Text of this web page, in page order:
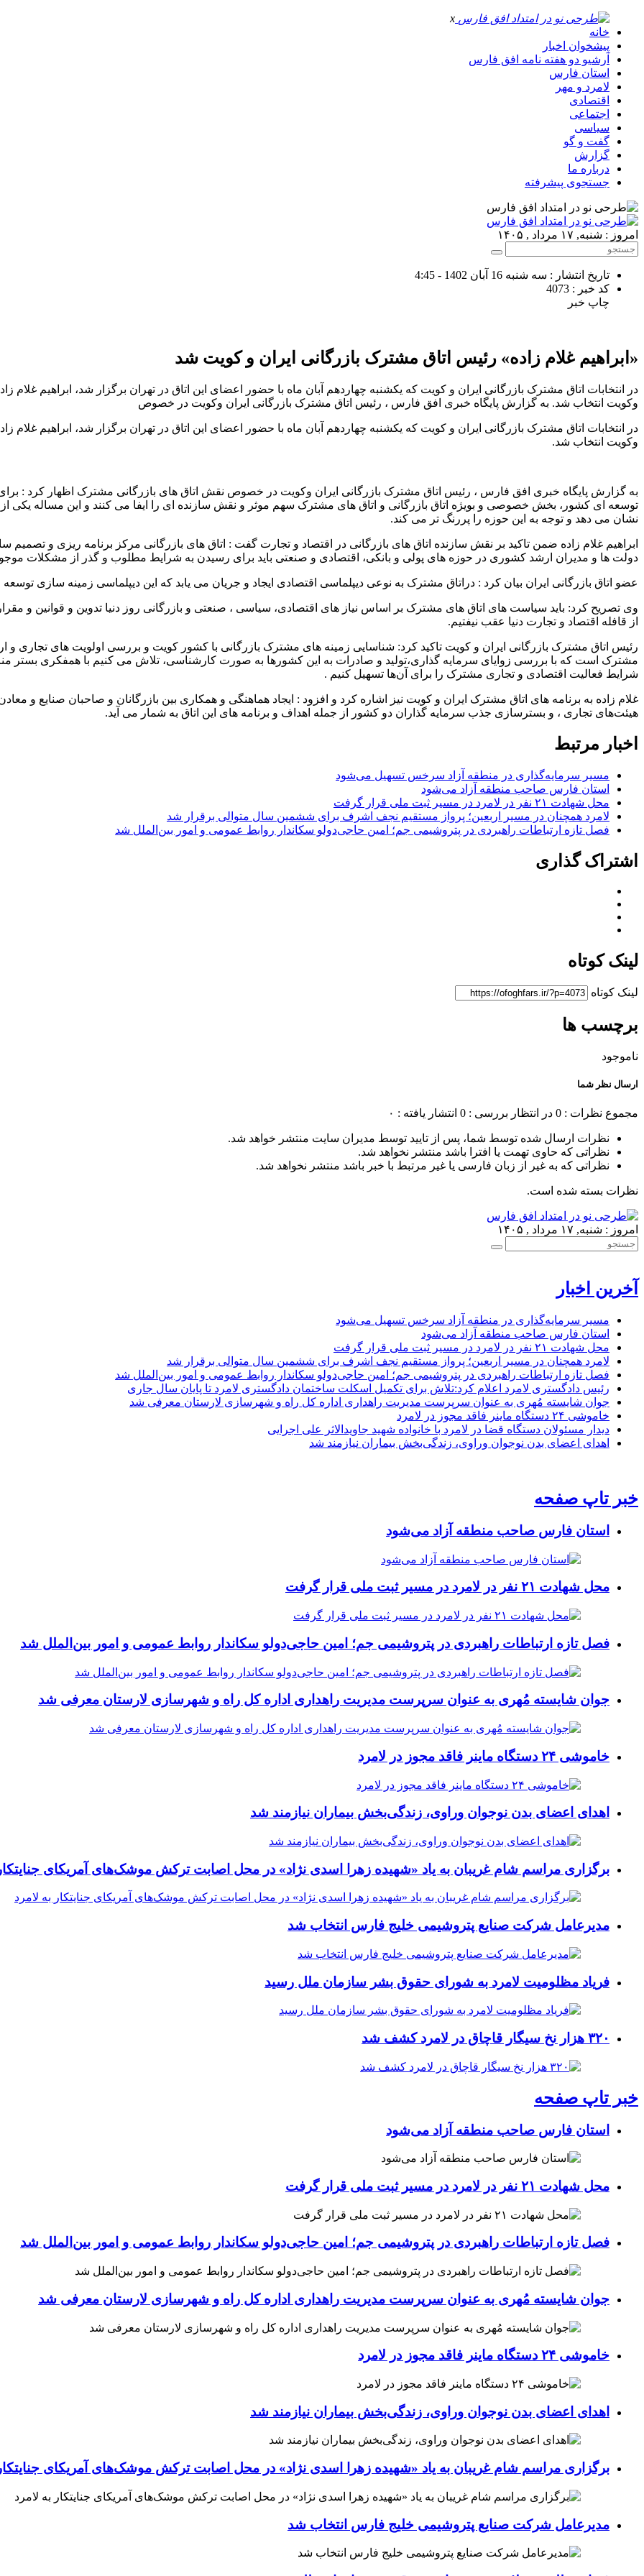
x
خانه
پیشخوان اخبار
آرشیو دو هفته نامه افق فارس
استان فارس
لامرد و مهر
اقتصادی
اجتماعی
سیاسی
گفت و گو
گزارش
درباره ما
جستجوی پیشرفته
امروز : شنبه, ۱۷ مرداد , ۱۴۰۵
تاریخ انتشار : سه شنبه 16 آبان 1402 - 4:45
کد خبر : 4073
چاپ خبر
«ابراهیم غلام زاده» رئیس اتاق مشترک بازرگانی ایران و کویت شد
در انتخابات اتاق مشترک بازرگانی ایران و کویت که یکشنبه چهاردهم آبان ماه با حضور اعضای این اتاق در تهران برگزار شد، ابراهیم غلام
وکویت انتخاب شد. به گزارش پایگاه خبری افق فارس ، رئیس اتاق مشترک بازرگانی ایران وکویت در خصوص
در انتخابات اتاق مشترک بازرگانی ایران و کویت که یکشنبه چهاردهم آبان ماه با حضور اعضای این اتاق در تهران برگزار شد، ابراهیم غلام
وکویت انتخاب شد.
به گزارش پایگاه خبری افق فارس ، رئیس اتاق مشترک بازرگانی ایران وکویت در خصوص نقش اتاق های بازرگانی مشترک اظهار کرد :
توسعه ای کشور، بخش خصوصی و بویژه اتاق بازرگانی و اتاق های مشترک سهم موثر و نقش سازنده ای را ایفا می کنند و این مساله یکی
نشان می دهد و توجه به این حوزه را پررنگ تر می کند.
ابراهیم غلام زاده ضمن تاکید بر نقش سازنده اتاق های بازرگانی در اقتصاد و تجارت گفت : اتاق های بازرگانی مرکز برنامه ریزی و
دولت ها و مدیران ارشد کشوری در حوزه های پولی و بانکی، اقتصادی و صنعتی باید برای رسیدن به شرایط مطلوب و گذر از مشکلات موجود
عضو اتاق بازرگانی ایران بیان کرد : دراتاق مشترک به نوعی دیپلماسی اقتصادی ایجاد و جریان می یابد که این دیپلماسی زمینه سازی
وی تصریح کرد: باید سیاست های اتاق های مشترک بر اساس نیاز های اقتصادی، سیاسی ، صنعتی و بازرگانی روز دنیا تدوین و قوانین و
از قافله اقتصاد و تجارت دنیا عقب نیفتیم.
رئیس اتاق مشترک بازرگانی ایران و کویت تاکید کرد: شناسایی زمینه های مشترک بازرگانی با کشور کویت و بررسی اولویت های تجاری و
مشترک است که با بررسی زوایای سرمایه گذاری،تولید و صادرات به این کشورها به صورت کارشناسی، تلاش می کنیم با همفکری بستر
شرایط فعالیت اقتصادی و تجاری مشترک را برای آن‌ها تسهیل کنیم .
غلام زاده به برنامه های اتاق مشترک ایران و کویت نیز اشاره کرد و افزود : ایجاد هماهنگی و همکاری بین بازرگانان و صاحبان صنایع و
هیئت‌های تجاری ، و بسترسازی جذب سرمایه گذاران دو کشور از جمله اهداف و برنامه های این اتاق به شمار می آید.
اخبار مرتبط
مسیر سرمایه‌گذاری در منطقه آزاد سرخس تسهیل می‌شود
استان فارس صاحب منطقه آزاد می‌شود
محل شهادت ۲۱ نفر در لامرد در مسیر ثبت ملی قرار گرفت
لامرد همچنان در مسیر اربعین؛ پرواز مستقیم نجف اشرف برای ششمین سال متوالی برقرار شد
فصل تازه ارتباطات راهبردی در پتروشیمی جم؛ امین حاجی‌دولو سکاندار روابط عمومی و امور بین‌الملل شد
اشتراک گذاری
لینک کوتاه
لینک کوتاه
برچسب ها
ناموجود
ارسال نظر شما
مجموع نظرات : 0 در انتظار بررسی : 0 انتشار یافته : ۰
نظرات ارسال شده توسط شما، پس از تایید توسط مدیران سایت منتشر خواهد شد.
نظراتی که حاوی تهمت یا افترا باشد منتشر نخواهد شد.
نظراتی که به غیر از زبان فارسی یا غیر مرتبط با خبر باشد منتشر نخواهد شد.
نظرات بسته شده است.
امروز : شنبه, ۱۷ مرداد , ۱۴۰۵
آخرین اخبار
مسیر سرمایه‌گذاری در منطقه آزاد سرخس تسهیل می‌شود
استان فارس صاحب منطقه آزاد می‌شود
محل شهادت ۲۱ نفر در لامرد در مسیر ثبت ملی قرار گرفت
لامرد همچنان در مسیر اربعین؛ پرواز مستقیم نجف اشرف برای ششمین سال متوالی برقرار شد
فصل تازه ارتباطات راهبردی در پتروشیمی جم؛ امین حاجی‌دولو سکاندار روابط عمومی و امور بین‌الملل شد
رئیس دادگستری لامرد اعلام کرد:تلاش برای تکمیل اسکلت ساختمان دادگستری لامرد تا پایان سال جاری
جوان شایسته مُهری به عنوان سرپرست مدیریت راهداری اداره کل راه و شهرسازی لارستان معرفی شد
خاموشی ۲۴ دستگاه ماینر فاقد مجوز در لامرد
دیدار مسئولان دستگاه قضا در لامرد با خانواده شهید جاویدالاثر علی اجرایی
اهدای اعضای بدن نوجوان وراوی، زندگی‌بخش بیماران نیازمند شد
خبر تاپ صفحه
استان فارس صاحب منطقه آزاد می‌شود
محل شهادت ۲۱ نفر در لامرد در مسیر ثبت ملی قرار گرفت
فصل تازه ارتباطات راهبردی در پتروشیمی جم؛ امین حاجی‌دولو سکاندار روابط عمومی و امور بین‌الملل شد
جوان شایسته مُهری به عنوان سرپرست مدیریت راهداری اداره کل راه و شهرسازی لارستان معرفی شد
خاموشی ۲۴ دستگاه ماینر فاقد مجوز در لامرد
اهدای اعضای بدن نوجوان وراوی، زندگی‌بخش بیماران نیازمند شد
برگزاری مراسم شام غریبان به یاد «شهیده زهرا اسدی نژاد» در محل اصابت ترکش موشک‌های آمریکای جنایتکار
مدیرعامل شرکت صنایع پتروشیمی خلیج فارس انتخاب شد
فریاد مظلومیت لامرد به شورای حقوق بشر سازمان ملل رسید
۳۲۰ هزار نخ سیگار قاچاق در لامرد کشف شد
خبر تاپ صفحه
استان فارس صاحب منطقه آزاد می‌شود
محل شهادت ۲۱ نفر در لامرد در مسیر ثبت ملی قرار گرفت
فصل تازه ارتباطات راهبردی در پتروشیمی جم؛ امین حاجی‌دولو سکاندار روابط عمومی و امور بین‌الملل شد
جوان شایسته مُهری به عنوان سرپرست مدیریت راهداری اداره کل راه و شهرسازی لارستان معرفی شد
خاموشی ۲۴ دستگاه ماینر فاقد مجوز در لامرد
اهدای اعضای بدن نوجوان وراوی، زندگی‌بخش بیماران نیازمند شد
برگزاری مراسم شام غریبان به یاد «شهیده زهرا اسدی نژاد» در محل اصابت ترکش موشک‌های آمریکای جنایتکار
مدیرعامل شرکت صنایع پتروشیمی خلیج فارس انتخاب شد